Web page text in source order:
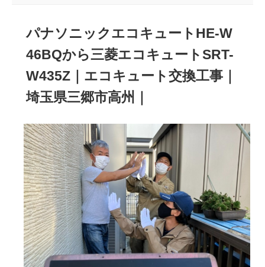
パナソニックエコキュートHE-W
46BQから三菱エコキュートSRT-
W435Z｜エコキュート交換工事｜
埼玉県三郷市高州｜